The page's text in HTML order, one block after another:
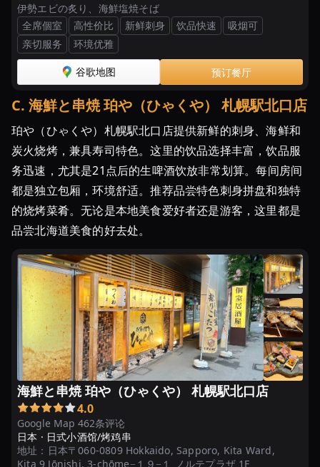
伊勢エビの炙り、海鮮塩焼そば
全席個室
高性价比 新鲜刺身 饮品快速
吸烟可
亲切服务
环境优雅
谷歌地图 预订餐厅
C. 海鮮と串焼 珀や（ひゃくや） 札幌駅北口店
珀や（ひゃくや）札幌駅北口店提供新鲜的刺身、海鲜和
炭火烧烤，兼具寿司特色。这里的饮品选择丰富，饮品服
务迅速，尤其是21点后的生啤酒饮放非常划算。每间房间
都是独立包厢，环境舒适。推荐品尝特色刺身拼盘和独特
的烧烤菜肴。无论是本地美食爱好者还是游客，这里都是
品尝北海道美食的好去处。
海鮮と串焼 珀や（ひゃくや） 札幌駅北口店
Google Map 462条评论
4.0
日本 · 日式小酒馆/烤鸡串
地址： 日本〒060-0809 Hokkaido, Sapporo, Kita Ward,
Kita 9 Jōnishi, 3-chōme−１９−１ ノルテプラザ 1F